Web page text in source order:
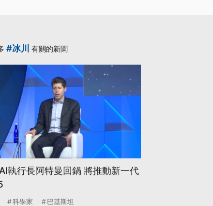
#冰川 有關的新聞
執行長阿特曼回鍋 將推動新一代
科學家 巴基斯坦